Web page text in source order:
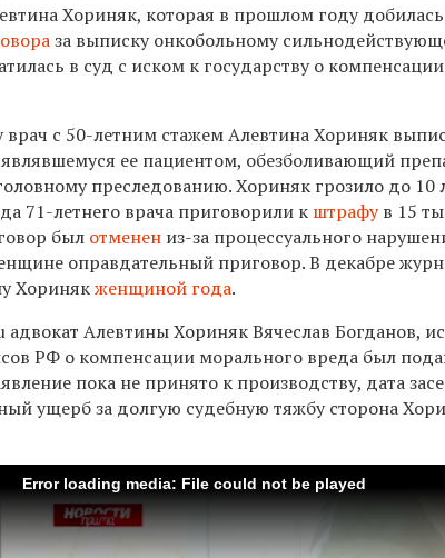
Хориняк, которая в прошлом году добилась
за выписку онкобольному
в суд с иском к государству о
с 50-летним стажем Алевтина Хориняк
ее пациентом, обезболивающий
преследованию. Хориняк грозило до 10
71-летнего врача приговорили к штрафув 15
был отменен из-за процессуального
оправдательный приговор. В декабре
Хоринякженщиной года.
адвокат Алевтины Хориняк Вячеслав Богданов,
РФ о компенсации морального вреда был
пока не принято к производству, дата
ущерб за долгую судебную тяжбу сторона
Error loading media: File could not be played